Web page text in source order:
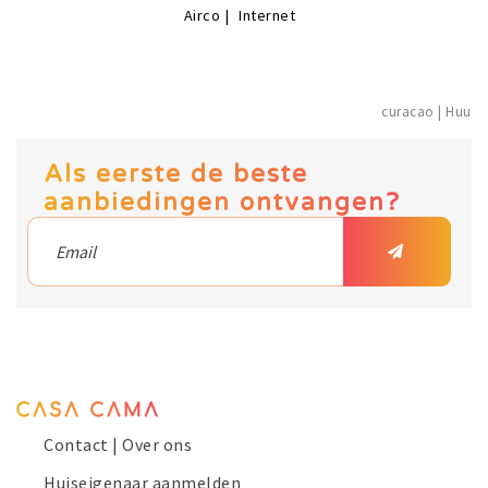
Airco Internet
curacao |
Als eerste de beste
aanbiedingen ontvangen?
Contact | Over ons
Huiseigenaar aanmelden